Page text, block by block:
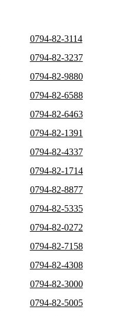
0794-82-3114
0794-82-3237
0794-82-9880
0794-82-6588
0794-82-6463
0794-82-1391
0794-82-4337
0794-82-1714
0794-82-8877
0794-82-5335
0794-82-0272
0794-82-7158
0794-82-4308
0794-82-3000
0794-82-5005